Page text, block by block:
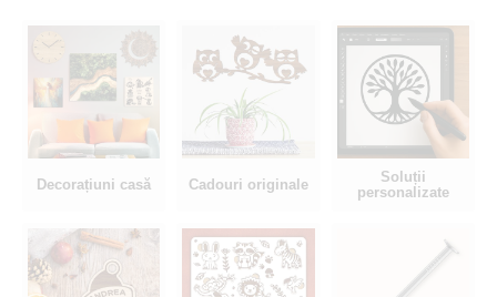
Decorațiuni casă Cadouri originale
Soluții
personalizate